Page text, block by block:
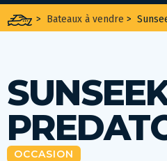
> Bateaux à vendre >
OCCASION